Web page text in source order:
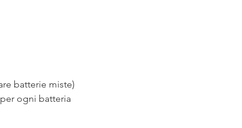
batterie miste)
ogni batteria